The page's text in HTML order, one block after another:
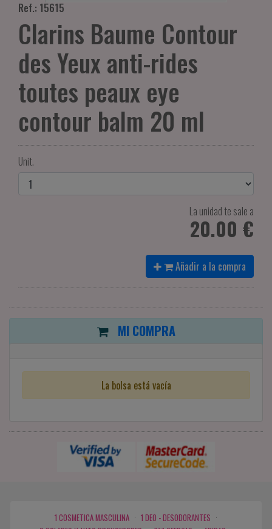
Ref.: 15615
Clarins Baume Contour
des Yeux anti-rides
toutes peaux eye
contour balm 20 ml
Unit.
La unidad te sale a
20.00 €
Añadir a la compra
MI COMPRA
La bolsa está vacía
1 COSMETICA MASCULINA · 1 DEO - DESODORANTES ·